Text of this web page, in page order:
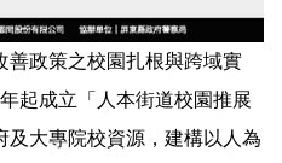
善政策之校園扎根與跨域實
起成立「人本街道校園推展
大專院校資源，建構以人為